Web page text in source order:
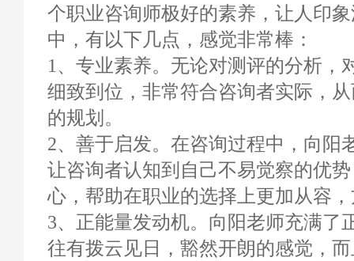
个职业咨询师极好的素养，让人印
中，有以下几点，感觉非常棒：
1、专业素养。无论对测评的分析，
细致到位，非常符合咨询者实际，
的规划。
2、善于启发。在咨询过程中，向阳
让咨询者认知到自己不易觉察的优
心，帮助在职业的选择上更加从容
3、正能量发动机。向阳老师充满了
往有拨云见日，豁然开朗的感觉，